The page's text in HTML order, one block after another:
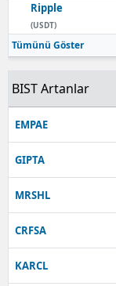
Ripple
(USDT)
Tümünü Göster
BIST Artanlar
EMPAE
GIPTA
MRSHL
CRFSA
KARCL